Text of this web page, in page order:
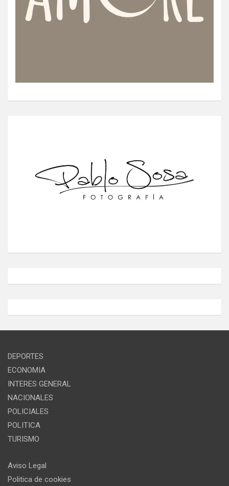
DEPORTES
ECONOMIA
INTERES GENERAL
NACIONALES
POLICIALES
POLITICA
TURISMO
Aviso Legal
Politica de cookies